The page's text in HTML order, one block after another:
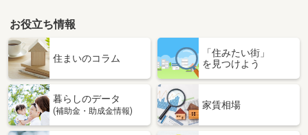
お役立ち情報
住まいのコラム
「住みたい街」
を見つけよう
暮らしのデータ
(補助金・助成金情報)
家賃相場